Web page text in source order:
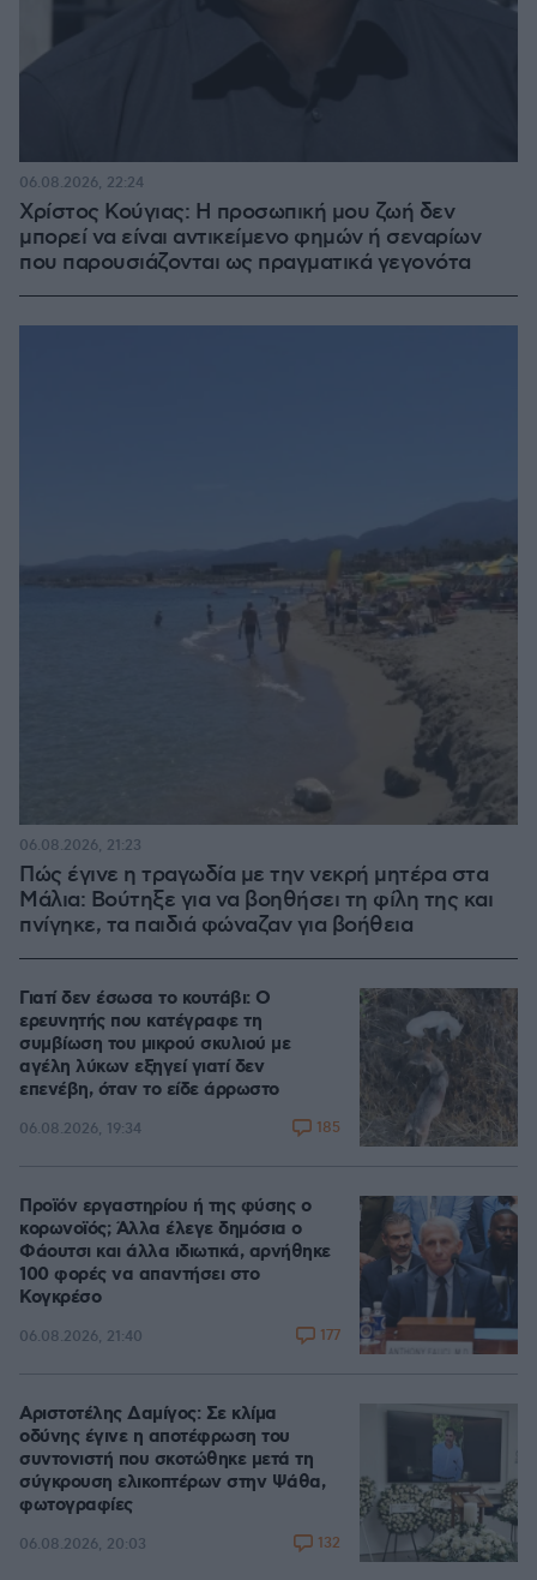
Χρίστος Κούγιας: Η προσωπική μου ζωή δεν
μπορεί να είναι αντικείμενο φημών ή σεναρίων
που παρουσιάζονται ως πραγματικά γεγονότα
06.08.2026, 22:24
Πώς έγινε η τραγωδία με την νεκρή μητέρα στα
Μάλια: Βούτηξε για να βοηθήσει τη φίλη της και
πνίγηκε, τα παιδιά φώναζαν για βοήθεια
06.08.2026, 21:23
Γιατί δεν έσωσα το κουτάβι: Ο
ερευνητής που κατέγραφε τη
συμβίωση του μικρού σκυλιού με
αγέλη λύκων εξηγεί γιατί δεν
επενέβη, όταν το είδε άρρωστο
06.08.2026, 19:34 185
Προϊόν εργαστηρίου ή της φύσης ο
κορωνοϊός; Άλλα έλεγε δημόσια ο
Φάουτσι και άλλα ιδιωτικά, αρνήθηκε
100 φορές να απαντήσει στο
Κογκρέσο
06.08.2026, 21:40 177
Αριστοτέλης Δαμίγος: Σε κλίμα
οδύνης έγινε η αποτέφρωση του
συντονιστή που σκοτώθηκε μετά τη
σύγκρουση ελικοπτέρων στην Ψάθα,
φωτογραφίες
06.08.2026, 20:03 132